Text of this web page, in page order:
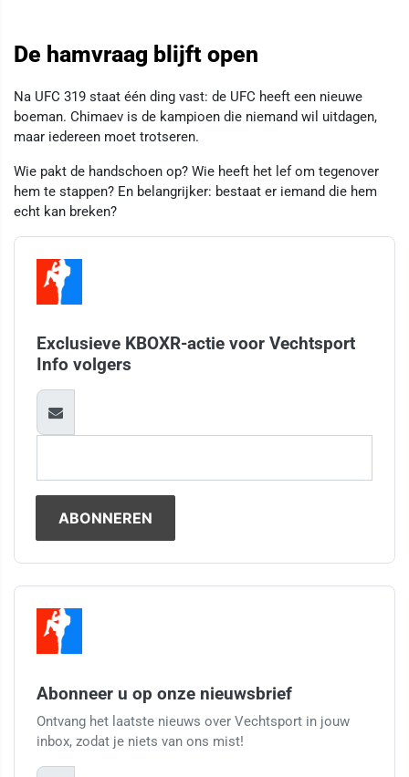
De hamvraag blijft open
Na UFC 319 staat één ding vast: de UFC heeft een nieuwe
boeman. Chimaev is de kampioen die niemand wil uitdagen,
maar iedereen moet trotseren.
Wie pakt de handschoen op? Wie heeft het lef om tegenover
hem te stappen? En belangrijker: bestaat er iemand die hem
echt kan breken?
Exclusieve KBOXR-actie voor Vechtsport
Info volgers
Abonneer u op onze nieuwsbrief
Ontvang het laatste nieuws over Vechtsport in jouw
inbox, zodat je niets van ons mist!